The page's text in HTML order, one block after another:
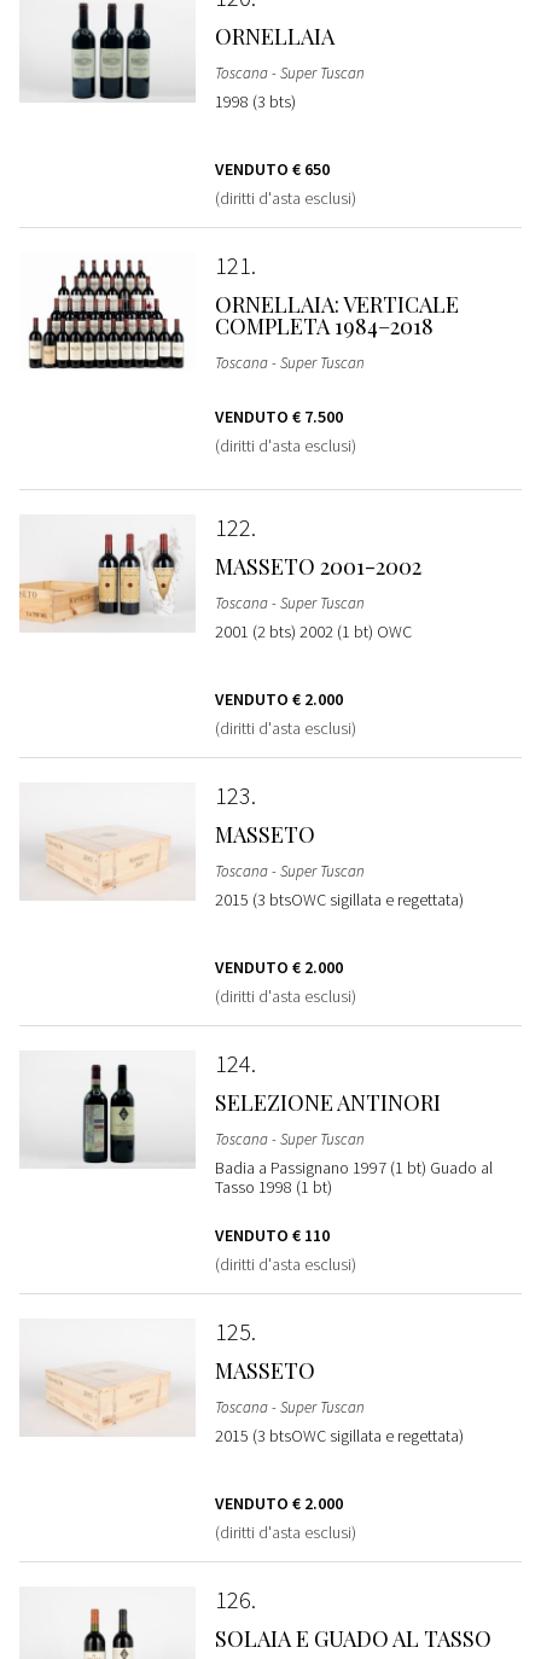
ORNELLAIA
Toscana - Super Tuscan
1998 (3 bts)
VENDUTO € 650
(diritti d'asta esclusi)
121
ORNELLAIA: VERTICALE
COMPLETA 1984–2018
Toscana - Super Tuscan
VENDUTO € 7.500
(diritti d'asta esclusi)
122
MASSETO 2001-2002
Toscana - Super Tuscan
2001 (2 bts) 2002 (1 bt) OWC
VENDUTO € 2.000
(diritti d'asta esclusi)
123
MASSETO
Toscana - Super Tuscan
2015 (3 btsOWC sigillata e regettata)
VENDUTO € 2.000
(diritti d'asta esclusi)
124
SELEZIONE ANTINORI
Toscana - Super Tuscan
Badia a Passignano 1997 (1 bt) Guado al
Tasso 1998 (1 bt)
VENDUTO € 110
(diritti d'asta esclusi)
125
MASSETO
Toscana - Super Tuscan
2015 (3 btsOWC sigillata e regettata)
VENDUTO € 2.000
(diritti d'asta esclusi)
126
SOLAIA E GUADO AL TASSO